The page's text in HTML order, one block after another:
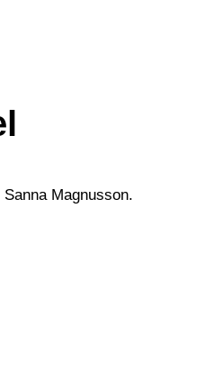
Magnusson.